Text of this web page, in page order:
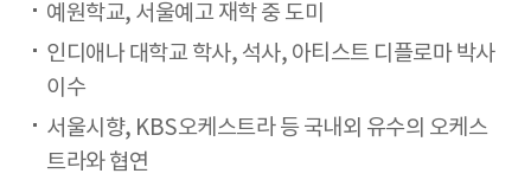
예원학교, 서울예고 재학 중 도미
인디애나 대학교 학사, 석사, 아티스트 디플로마 박사
이수
서울시향, KBS오케스트라 등 국내외 유수의 오케스
트라와 협연